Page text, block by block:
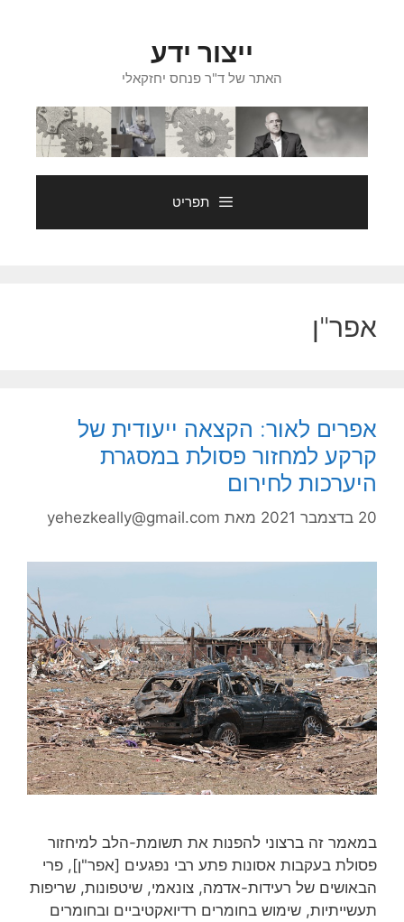
ייצור ידע
האתר של ד"ר פנחס יחזקאלי
תפריט
אפר"ן
אפרים לאור: הקצאה ייעודית של
קרקע למחזור פסולת במסגרת
היערכות לחירום
20 בדצמבר 2021 מאת yehezkeally@gmail.com
במאמר זה ברצוני להפנות את תשומת-הלב למיחזור
פסולת בעקבות אסונות פתע רבי נפגעים [אפר"ן], פרי
הבאושים של רעידות-אדמה, צונאמי, שיטפונות, שריפות
תעשייתיות, שימוש בחומרים רדיואקטיביים ובחומרים